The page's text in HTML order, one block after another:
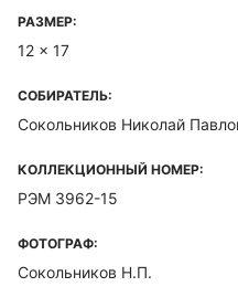
РАЗМЕР:
12 x 17
СОБИРАТЕЛЬ:
Сокольников Николай
КОЛЛЕКЦИОННЫЙ НОМЕР:
РЭМ 3962-15
ФОТОГРАФ:
Сокольников Н.П.